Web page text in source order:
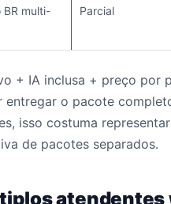
multi-
Parcial
+ IA inclusa + preço por
entregar o pacote
isso costuma
de pacotes separados.